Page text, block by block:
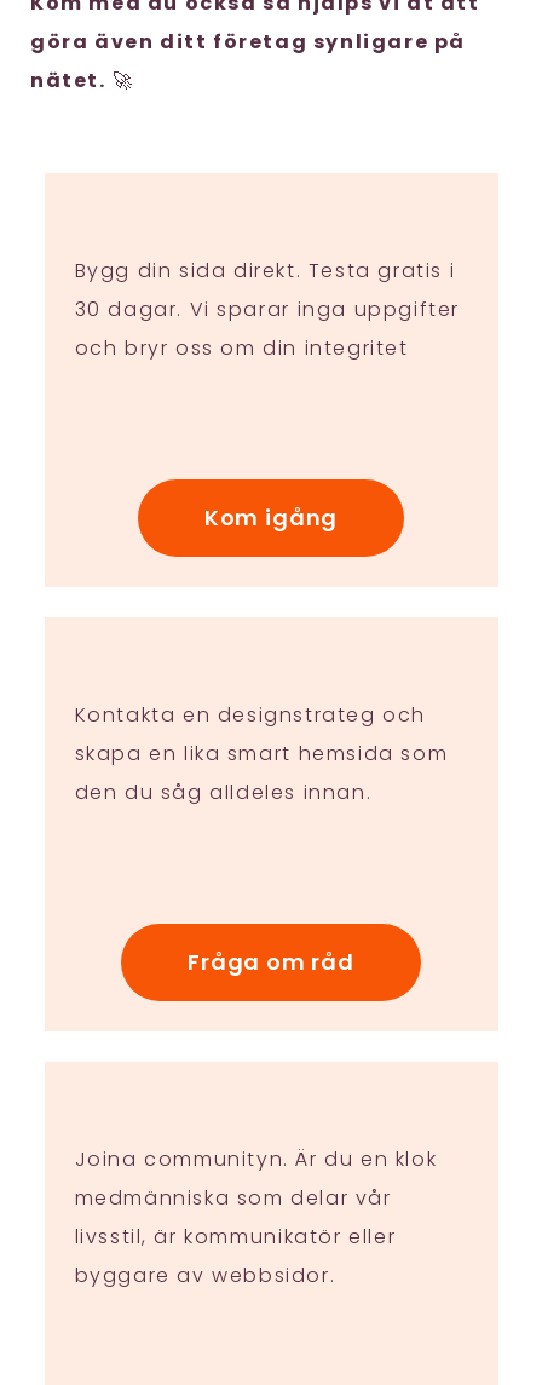
göra även ditt företag synligare på
nätet. 🚀
Bygg din sida direkt. Testa gratis i
30 dagar. Vi sparar inga uppgifter
och bryr oss om din integritet
Kom igång
Kontakta en designstrateg och
skapa en lika smart hemsida som
den du såg alldeles innan.
Fråga om råd
Joina communityn. Är du en klok
medmänniska som delar vår
livsstil, är kommunikatör eller
byggare av webbsidor.